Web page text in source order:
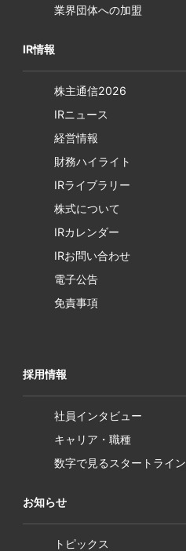
業界団体への加盟
IR情報
株主通信2026
IRニュース
経営情報
財務ハイライト
IRライブラリー
株式について
IRカレンダー
IRお問い合わせ
電子公告
免責事項
採用情報
社員インタビュー
キャリア・職種
数字で見るスタートライン
お知らせ
トピックス